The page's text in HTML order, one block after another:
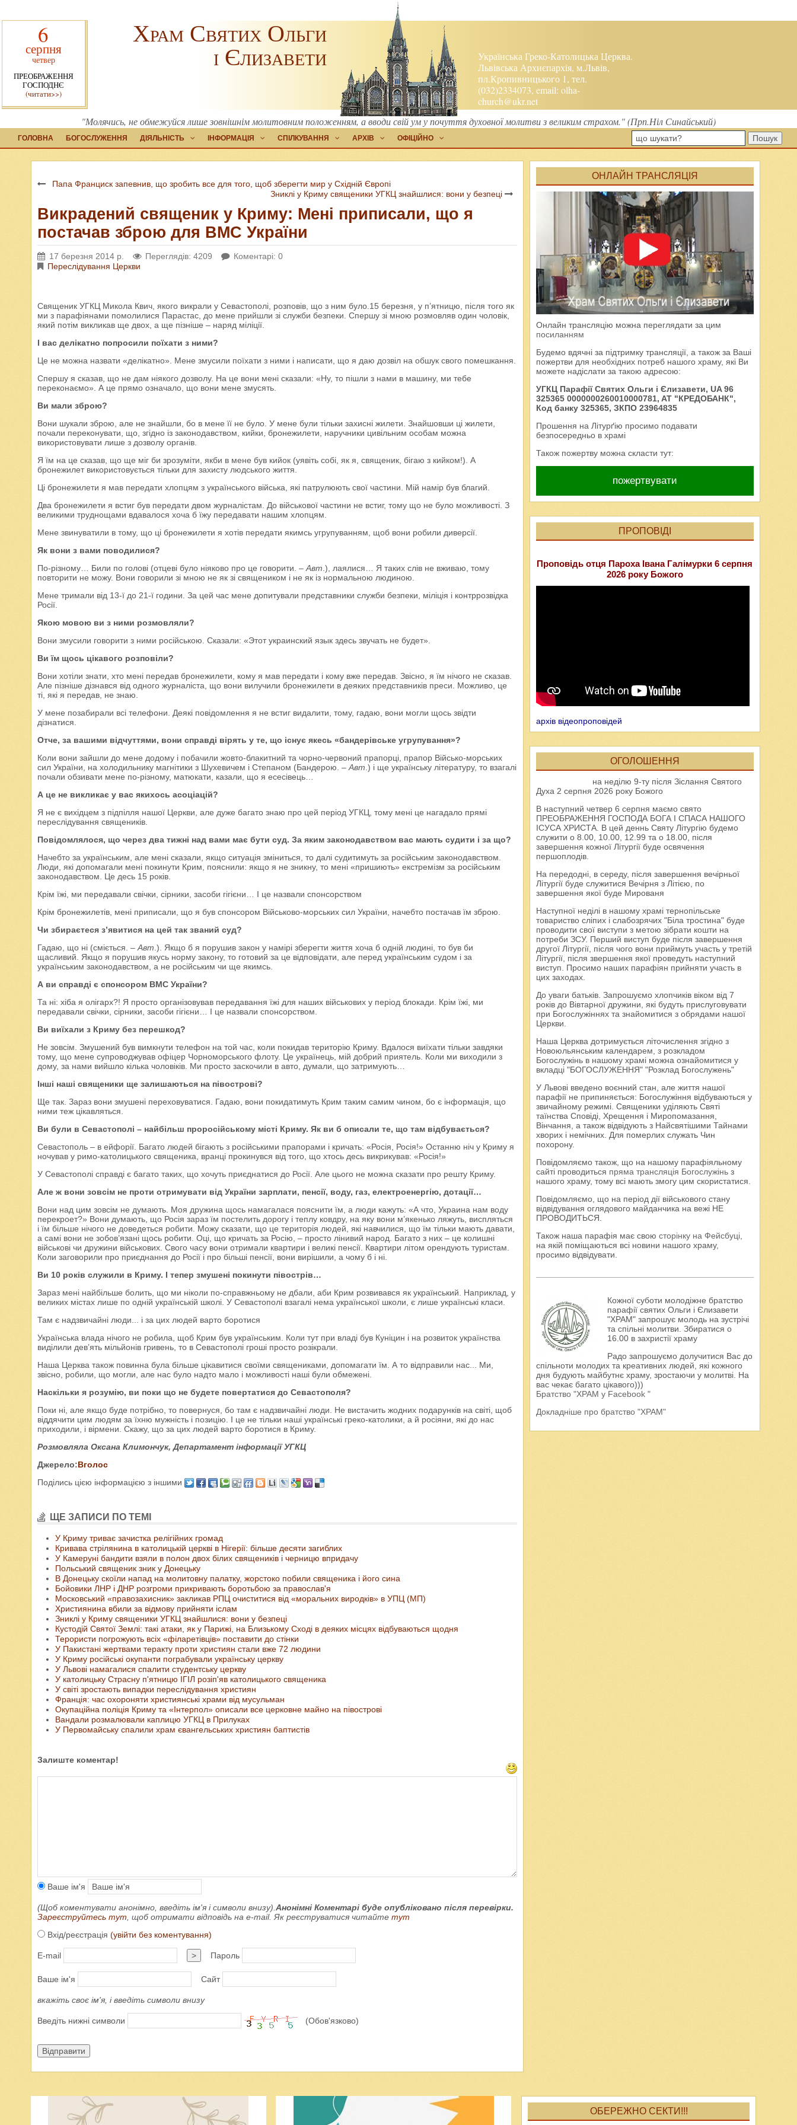
6
серпня
четвер
ПРЕОБРАЖЕННЯ
ГОСПОДНЄ
(читати>>)
Українська Греко-Католицька Церква.
Львівська Архиєпархія, м.Львів,
пл.Кропивницького 1, тел.
(032)2334073, email:olha-
church@ukr.net
Храм Святих Ольги
і Єлизавети
"Молячись, не обмежуйся лише зовнішнім молитовним положенням, а вводи свій ум у почуття духовної молитви з великим страхом." (Прп.Ніл Синайський)
ГОЛОВНА БОГОСЛУЖЕННЯ ДІЯЛЬНІСТЬ ІНФОРМАЦІЯ СПІЛКУВАННЯ АРХІВ ОФІЦІЙНО Пошук
Папа Франциск запевнив, що зробить все для того, щоб зберегти мир у Східній Європі
Зниклі у Криму священики УГКЦ знайшлися: вони у безпеці
Викрадений священик у Криму: Мені приписали, що я
постачав зброю для ВМС України
17 березня 2014 р. Переглядів: 4209
Коментарі: 0
Переслідування Церкви
Священик УГКЦ Микола Квич, якого викрали у Севастополі, розповів, що з ним було.15 березня, у п’ятницю, після того як
ми з парафіянами помолилися Парастас, до мене прийшли зі служби безпеки. Спершу зі мною розмовляв один чоловік,
який потім викликав ще двох, а ще пізніше – наряд міліції.
І вас делікатно попросили поїхати з ними?
Це не можна назвати «делікатно». Мене змусили поїхати з ними і написати, що я даю дозвіл на обшук свого помешкання.
Спершу я сказав, що не дам ніякого дозволу. На це вони мені сказали: «Ну, то пішли з нами в машину, ми тебе
переконаємо». А це прямо означало, що вони мене змусять.
Ви мали зброю?
Вони шукали зброю, але не знайшли, бо в мене її не було. У мене були тільки захисні жилети. Знайшовши ці жилети,
почали переконувати, що, згідно із законодавством, кийки, бронежилети, наручники цивільним особам можна
використовувати лише з дозволу органів.
Я їм на це сказав, що ще міг би зрозуміти, якби в мене був кийок (уявіть собі, як я, священик, бігаю з кийком!). А
бронежилет використовується тільки для захисту людського життя.
Ці бронежилети я мав передати хлопцям з українського війська, які патрулюють свої частини. Мій намір був благий.
Два бронежилети я встиг був передати двом журналістам. До військової частини не встиг, тому що не було можливості. З
великими труднощами вдавалося хоча б їжу передавати нашим хлопцям.
Мене звинуватили в тому, що ці бронежилети я хотів передати якимсь угрупуванням, щоб вони робили диверсії.
Як вони з вами поводилися?
По-різному… Били по голові (отцеві було ніяково про це говорити. – Авт .), лаялися… Я таких слів не вживаю, тому
повторити не можу. Вони говорили зі мною не як зі священиком і не як із нормальною людиною.
Мене тримали від 13-ї до 21-ї години. За цей час мене допитували представники служби безпеки, міліція і контррозвідка
Росії.
Якою мовою ви з ними розмовляли?
Вони змусили говорити з ними російською. Сказали: «Этот украинский язык здесь звучать не будет».
Ви їм щось цікавого розповіли?
Вони хотіли знати, хто мені передав бронежилети, кому я мав передати і кому вже передав. Звісно, я їм нічого не сказав.
Але пізніше дізнався від одного журналіста, що вони вилучили бронежилети в деяких представників преси. Можливо, це
ті, які я передав, не знаю.
У мене позабирали всі телефони. Деякі повідомлення я не встиг видалити, тому, гадаю, вони могли щось звідти
дізнатися.
Отче, за вашими відчуттями, вони справді вірять у те, що існує якесь «бандерівське угрупування»?
Коли вони зайшли до мене додому і побачили жовто-блакитний та чорно-червоний прапорці, прапор Військо-морських
сил України, на холодильнику магнітики з Шухевичем і Степаном (Бандерою. – Авт .) і ще українську літературу, то взагалі
почали обзивати мене по-різному, матюкати, казали, що я есесівець…
А це не викликає у вас якихось асоціацій?
Я не є вихідцем з підпілля нашої Церкви, але дуже багато знаю про цей період УГКЦ, тому мені це нагадало прямі
переслідування священиків.
Повідомлялося, що через два тижні над вами має бути суд. За яким законодавством вас мають судити і за що?
Начебто за українським, але мені сказали, якщо ситуація зміниться, то далі судитимуть за російським законодавством.
Люди, які допомагали мені покинути Крим, пояснили: якщо я не зникну, то мені «пришиють» екстремізм за російським
законодавством. Це десь 15 років.
Крім їжі, ми передавали свічки, сірники, засоби гігієни… І це назвали спонсорством
Крім бронежилетів, мені приписали, що я був спонсором Військово-морських сил України, начебто постачав їм зброю.
Чи збираєтеся з’явитися на цей так званий суд?
Гадаю, що ні (сміється. – Авт .). Якщо б я порушив закон у намірі зберегти життя хоча б одній людині, то був би
щасливий. Якщо я порушив якусь норму закону, то готовий за це відповідати, але перед українським судом і за
українським законодавством, а не російським чи ще якимсь.
А ви справді є спонсором ВМС України?
Та ні: хіба я олігарх?! Я просто організовував передавання їжі для наших військових у період блокади. Крім їжі, ми
передавали свічки, сірники, засоби гігієни… І це назвали спонсорством.
Ви виїхали з Криму без перешкод?
Не зовсім. Змушений був вимкнути телефон на той час, коли покидав територію Криму. Вдалося виїхати тільки завдяки
тому, що мене супроводжував офіцер Чорноморського флоту. Це українець, мій добрий приятель. Коли ми виходили з
дому, за нами вийшло кілька чоловіків. Ми просто заскочили в авто, думали, що затримують…
Інші наші священики ще залишаються на півострові?
Ще так. Зараз вони змушені переховуватися. Гадаю, вони покидатимуть Крим таким самим чином, бо є інформація, що
ними теж цікавляться.
Ви були в Севастополі – найбільш проросійському місті Криму. Як ви б описали те, що там відбувається?
Севастополь – в ейфорії. Багато людей бігають з російськими прапорами і кричать: «Росія, Росія!» Останню ніч у Криму я
ночував у римо-католицького священика, вранці прокинувся від того, що хтось десь викрикував: «Росія!»
У Севастополі справді є багато таких, що хочуть приєднатися до Росії. Але цього не можна сказати про решту Криму.
Але ж вони зовсім не проти отримувати від України зарплати, пенсії, воду, газ, електроенергію, дотації…
Вони над цим зовсім не думають. Моя дружина щось намагалася пояснити їм, а люди кажуть: «А что, Украина нам воду
перекроет?» Вони думають, що Росія зараз їм постелить дорогу і теплу ковдру, на яку вони м’якенько ляжуть, виспляться
і їм більше нічого не доведеться робити. Можу сказати, що це територія людей, які навчилися, що їм тільки мають давати,
а самі вони не зобов’язані щось робити. Оці, що кричать за Росію, – просто лінивий народ. Багато з них – це колишні
військові чи дружини військових. Свого часу вони отримали квартири і великі пенсії. Квартири літом орендують туристам.
Коли заговорили про приєднання до Росії і про більші пенсії, вони вирішили, а чому б і ні.
Ви 10 років служили в Криму. І тепер змушені покинути півострів…
Зараз мені найбільше болить, що ми ніколи по-справжньому не дбали, аби Крим розвивався як український. Наприклад, у
великих містах лише по одній українській школі. У Севастополі взагалі нема української школи, є лише українські класи.
Там є надзвичайні люди... і за цих людей варто боротися
Українська влада нічого не робила, щоб Крим був українським. Коли тут при владі був Куніцин і на розвиток українства
виділили дев’ять мільйонів гривень, то в Севастополі гроші просто розікрали.
Наша Церква також повинна була більше цікавитися своїми священиками, допомагати їм. А то відправили нас... Ми,
звісно, робили, що могли, але нас було надто мало і можливості наші були обмежені.
Наскільки я розумію, ви поки що не будете повертатися до Севастополя?
Поки ні, але якщо буде потрібно, то повернуся, бо там є надзвичайні люди. Не вистачить жодних подарунків на світі, щоб
віддячити цим людям за їхню мужність і позицію. І це не тільки наші українські греко-католики, а й росіяни, які до нас
приходили, і вірмени. Скажу, що за цих людей варто боротися в Криму.
Розмовляла Оксана Климончук, Департамент інформації УГКЦ
Джерело:Вголос
Поділись цією інформацією з іншими
ЩЕ ЗАПИСИ ПО ТЕМІ
У Криму триває зачистка релігійних громад
Кривава стрілянина в католицькій церкві в Нігерії: більше десяти загиблих
У Камеруні бандити взяли в полон двох білих священиків і черницю впридачу
Польський священик зник у Донецьку
В Донецьку скоїли напад на молитовну палатку, жорстоко побили священика і його сина
Бойовики ЛНР і ДНР розгроми прикривають боротьбою за православ'я
Московський «правозахисник» закликав РПЦ очиститися від «моральних виродків» в УПЦ (МП)
Християнина вбили за відмову прийняти іслам
Зниклі у Криму священики УГКЦ знайшлися: вони у безпеці
Кустодій Святої Землі: такі атаки, як у Парижі, на Близькому Сході в деяких місцях відбуваються щодня
Терористи погрожують всіх «філаретівців» поставити до стінки
У Пакистані жертвами теракту проти християн стали вже 72 людини
У Криму російські окупанти пограбували українську церкву
У Львові намагалися спалити студентську церкву
У католицьку Страсну п'ятницю ІГІЛ розіп'яв католицького священика
У світі зростають випадки переслідування християн
Франція: час охороняти християнські храми від мусульман
Окупаційна поліція Криму та «Інтерпол» описали все церковне майно на півострові
Вандали розмалювали каплицю УГКЦ в Прилуках
У Первомайську спалили храм євангельських християн баптистів
Залиште коментар!
Ваше ім'я
(Щоб коментувати анонімно, введіть ім'я і символи внизу).Анонімні Коментарі буде опубліковано після перевірки.
Зареєструйтесь тут, щоб отримати відповідь на e-mail. Як реєструватися читайте тут
Вхід/реєстрація (увійти без коментування)
E-mail > Пароль
Ваше ім'я Сайт
вкажіть своє ім'я, і введіть символи внизу
Введіть нижні символи (Обов'язково)
Відправити
ОНЛАЙН ТРАНСЛЯЦІЯ
Онлайн трансляцію можна переглядати за цим
посиланням
Будемо вдячні за підтримку трансляції, а також за Ваші
пожертви для необхідних потреб нашого храму, які Ви
можете надіслати за такою адресою:
УГКЦ Парафії Святих Ольги і Єлизавети, UA 96
325365 0000000260010000781, AT "КРЕДОБАНК",
Код банку 325365, ЗКПО 23964835
Прошення на Літурґію просимо подавати
безпосередньо в храмі
Також пожертву можна скласти тут:
пожертвувати
ПРОПОВІДІ
Проповідь отця Пароха Івана Галімурки 6 серпня
2026 року Божого
архів відеопроповідей
ОГОЛОШЕННЯ
на неділю 9-ту після Зіслання Святого
Духа 2 серпня 2026 року Божого
В наступний четвер 6 серпня маємо свято
ПРЕОБРАЖЕННЯ ГОСПОДА БОГА І СПАСА НАШОГО
ІСУСА ХРИСТА. В цей деннь Святу Літургію будемо
служити о 8.00, 10.00, 12.99 та о 18.00, після
завершення кожної Літургії буде освячення
першоплодів.
На передодні, в середу, після завершення вечірньої
Літургії буде служитися Вечірня з Літією, по
завершення якої буде Мированя
Наступної неділі в нашому храмі тернопільське
товариство сліпих і слабозрячих "Біла тростина" буде
проводити свої виступи з метою зібрати кошти на
потреби ЗСУ. Перший виступ буде після завершення
другої Літургії, після чого вони приймуть участь у третій
Літургії, після звершення якої проведуть наступний
виступ. Просимо наших парафіян прийняти участь в
цих заходах.
До уваги батьків. Запрошуємо хлопчиків віком від 7
років до Вівтарної дружини, які будуть прислуговувати
при Богослужіннях та знайомитися з обрядами нашої
Церкви.
Наша Церква дотримується літочислення згідно з
Новоюльянським календарем, з розкладом
Богослужінь в нашому храмі можна ознайомитися у
вкладці "БОГОСЛУЖЕННЯ" "Розклад Богослужень"
У Львові введено воєнний стан, але життя нашої
парафії не припиняється: Богослужіння відбуваються у
звичайному режимі. Священики уділяють Святі
таїнства Сповіді, Хрещення і Миропомазання,
Вінчання, а також відвідують з Найсвятішими Тайнами
хворих і немічних. Для померлих служать Чин
похорону.
Повідомляємо також, що на нашому парафіяльному
сайті проводиться пряма трансляція Богослужіньз
нашого храму, тому всі мають змогу цим скористатися.
Повідомляємо, що на період дії військового стану
відвідування оглядового майданчика на вежі НЕ
ПРОВОДИТЬСЯ.
Також наша парафія має свою сторінку на Фейсбуці,
на якій поміщаються всі новини нашого храму,
просимо відвідувати.
Кожної суботи молодіжне братство
парафії святих Ольги і Єлизавети
"ХРАМ" запрошує молодь на зустрічі
та спільні молитви. Збиратися о
16.00 в захристії храму
Радо запрошуємо долучитися Вас до
спільноти молодих та креативних людей, які кожного
дня будують майбутнє храму, зростаючи у молитві. На
вас чекає багато цікавого)))
Братство "ХРАМ у Facebook "
Докладніше про братство "ХРАМ"
ОБЕРЕЖНО СЕКТИ!!!